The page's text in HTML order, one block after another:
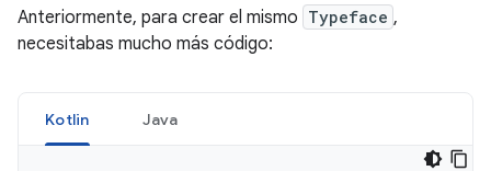
Anteriormente, para crear el mismo Typeface ,
necesitabas mucho más código:
Kotlin Java